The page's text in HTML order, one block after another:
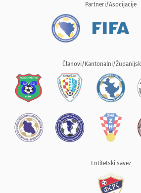
Partneri/Asocijacije
Članovi/Kantonalni/
Entitetski savez